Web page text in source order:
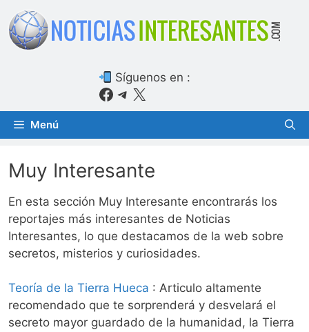
Saltar
contenido
Síguenos en :
Facebook
Telegram
X
Menú
Muy Interesante
En esta sección Muy Interesante encontrarás los
reportajes más interesantes de Noticias
Interesantes, lo que destacamos de la web sobre
secretos, misterios y curiosidades.
Teoría de la Tierra Hueca : Articulo altamente
recomendado que te sorprenderá y desvelará el
secreto mayor guardado de la humanidad, la Tierra